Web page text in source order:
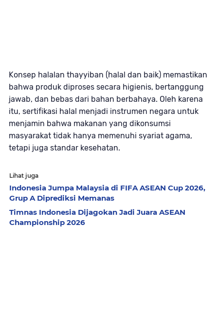
Konsep halalan thayyiban (halal dan baik) memastikan
bahwa produk diproses secara higienis, bertanggung
jawab, dan bebas dari bahan berbahaya. Oleh karena
itu, sertifikasi halal menjadi instrumen negara untuk
menjamin bahwa makanan yang dikonsumsi
masyarakat tidak hanya memenuhi syariat agama,
tetapi juga standar kesehatan.
Lihat juga
Indonesia Jumpa Malaysia di FIFA ASEAN Cup 2026,
Grup A Diprediksi Memanas
Timnas Indonesia Dijagokan Jadi Juara ASEAN
Championship 2026